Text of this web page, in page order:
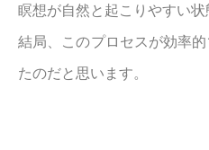
瞑想が自然と起こりやすい状
結局、このプロセスが効率
たのだと思います。